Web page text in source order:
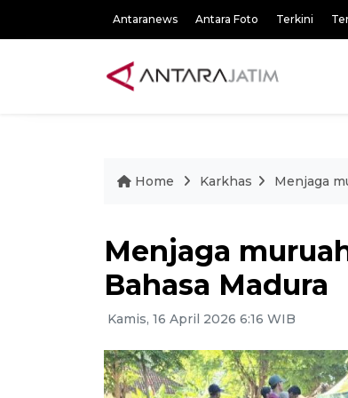
Antaranews Antara Foto Terkini
Home Karkhas Menjaga
Menjaga
Bahasa Madura
Kamis, 16 April 2026 6:16 WIB